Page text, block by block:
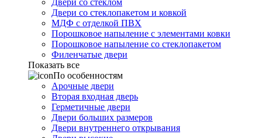
Двери со стеклом
Двери со стеклопакетом и ковкой
МДФ с отделкой ПВХ
Порошковое напыление с элементами ковки
Порошковое напыление со стеклопакетом
Филенчатые двери
Показать все
По особенностям
Арочные двери
Вторая входная дверь
Герметичные двери
Двери больших размеров
Двери внутреннего открывания